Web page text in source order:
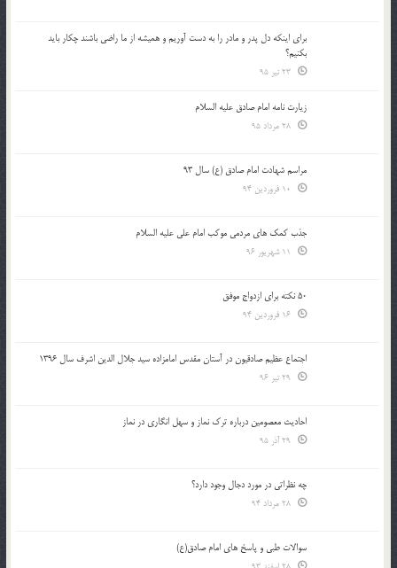
براي اينكه دل پدر و مادر را به دست آوريم و هميشه از ما راضي باشند چكار بايد
بكنيم؟
زیارت نامه امام صادق علیه السلام
مراسم شهادت امام صادق (ع) سال 93
جذب کمک های مردمی موکب امام علی علیه السلام
50 نکته برای ازدواج موفق
اجتماع عظیم صادقیون در آستان مقدس امامزاده سید جلال الدین اشرف سال 1396
احادیث معصومین درباره ترک نماز و سهل انگاری در نماز
چه نظراتی در مورد دجال وجود دارد؟
سوالات طبی و پاسخ های امام صادق(ع)